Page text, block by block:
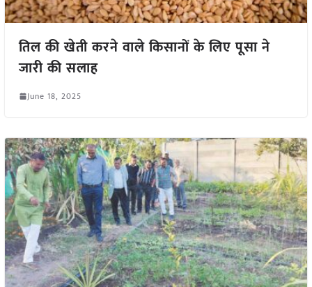
तिल की खेती करने वाले किसानों के लिए पूसा ने
जारी की सलाह
June 18, 2025